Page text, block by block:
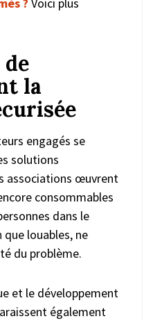
la
engagés se
solutions
associations œuvrent
consommables
dans le
que louables, ne
du problème.
et le développement
également